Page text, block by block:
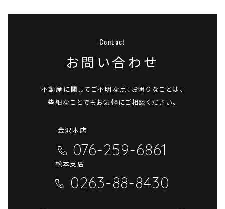
お問い合わせ
不動産に関してご不明な点、お困りなことは、
些細なことでもお気軽にご相談ください。
金沢本店
076-259-6861
松本支店
0263-88-8430